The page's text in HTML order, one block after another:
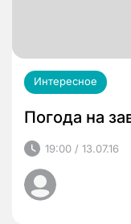
Интересное
Погода на
19:00 / 13.07.16